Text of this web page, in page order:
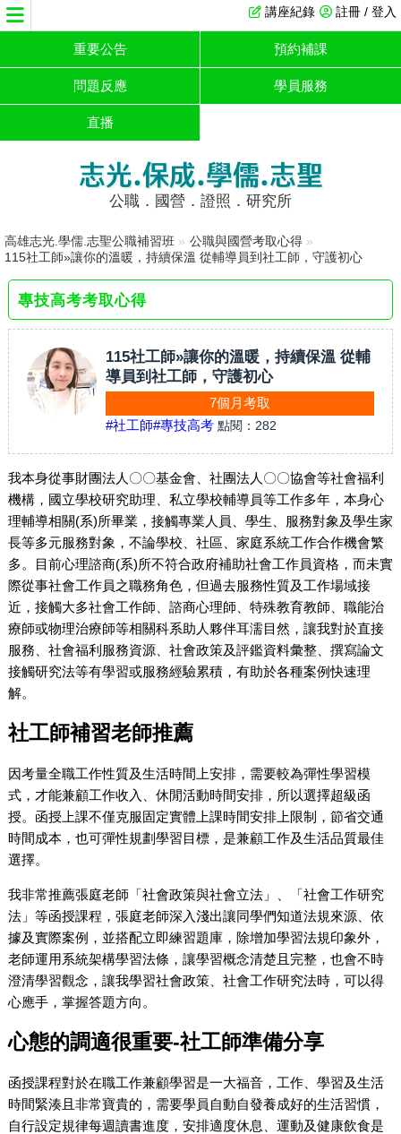
註冊 / 登入
講座紀錄
重要公告 預約補課
問題反應 學員服務
直播
志光.保成.學儒.志聖
公職．國營．證照．研究所
高雄志光.學儒.志聖公職補習班 » 公職與國營考取心得 »
115社工師»讓你的溫暖，持續保溫 從輔導員到社工師，守護初心
專技高考考取心得
115社工師»讓你的溫暖，持續保溫 從輔
導員到社工師，守護初心
7個月考取
#社工師#專技高考 點閱： 282
我本身從事財團法人〇〇基金會、社團法人〇〇協會等社會福利
機構，國立學校研究助理、私立學校輔導員等工作多年，本身心
理輔導相關(系)所畢業，接觸專業人員、學生、服務對象及學生家
長等多元服務對象，不論學校、社區、家庭系統工作合作機會繁
多。目前心理諮商(系)所不符合政府補助社會工作員資格，而未實
際從事社會工作員之職務角色，但過去服務性質及工作場域接
近，接觸大多社會工作師、諮商心理師、特殊教育教師、職能治
療師或物理治療師等相關科系助人夥伴耳濡目然，讓我對於直接
服務、社會福利服務資源、社會政策及評鑑資料彙整、撰寫論文
接觸研究法等有學習或服務經驗累積，有助於各種案例快速理
解。
社工師補習老師推薦
因考量全職工作性質及生活時間上安排，需要較為彈性學習模
式，才能兼顧工作收入、休閒活動時間安排，所以選擇超級函
授。函授上課不僅克服固定實體上課時間安排上限制，節省交通
時間成本，也可彈性規劃學習目標，是兼顧工作及生活品質最佳
選擇。
我非常推薦張庭老師「社會政策與社會立法」、「社會工作研究
法」等函授課程，張庭老師深入淺出讓同學們知道法規來源、依
據及實際案例，並搭配立即練習題庫，除增加學習法規印象外，
老師運用系統架構學習法條，讓學習概念清楚且完整，也會不時
澄清學習觀念，讓我學習社會政策、社會工作研究法時，可以得
心應手，掌握答題方向。
心態的調適很重要-社工師準備分享
函授課程對於在職工作兼顧學習是一大福音，工作、學習及生活
時間緊湊且非常寶貴的，需要學員自動自發養成好的生活習慣，
自行設定規律每週讀書進度，安排適度休息、運動及健康飲食是